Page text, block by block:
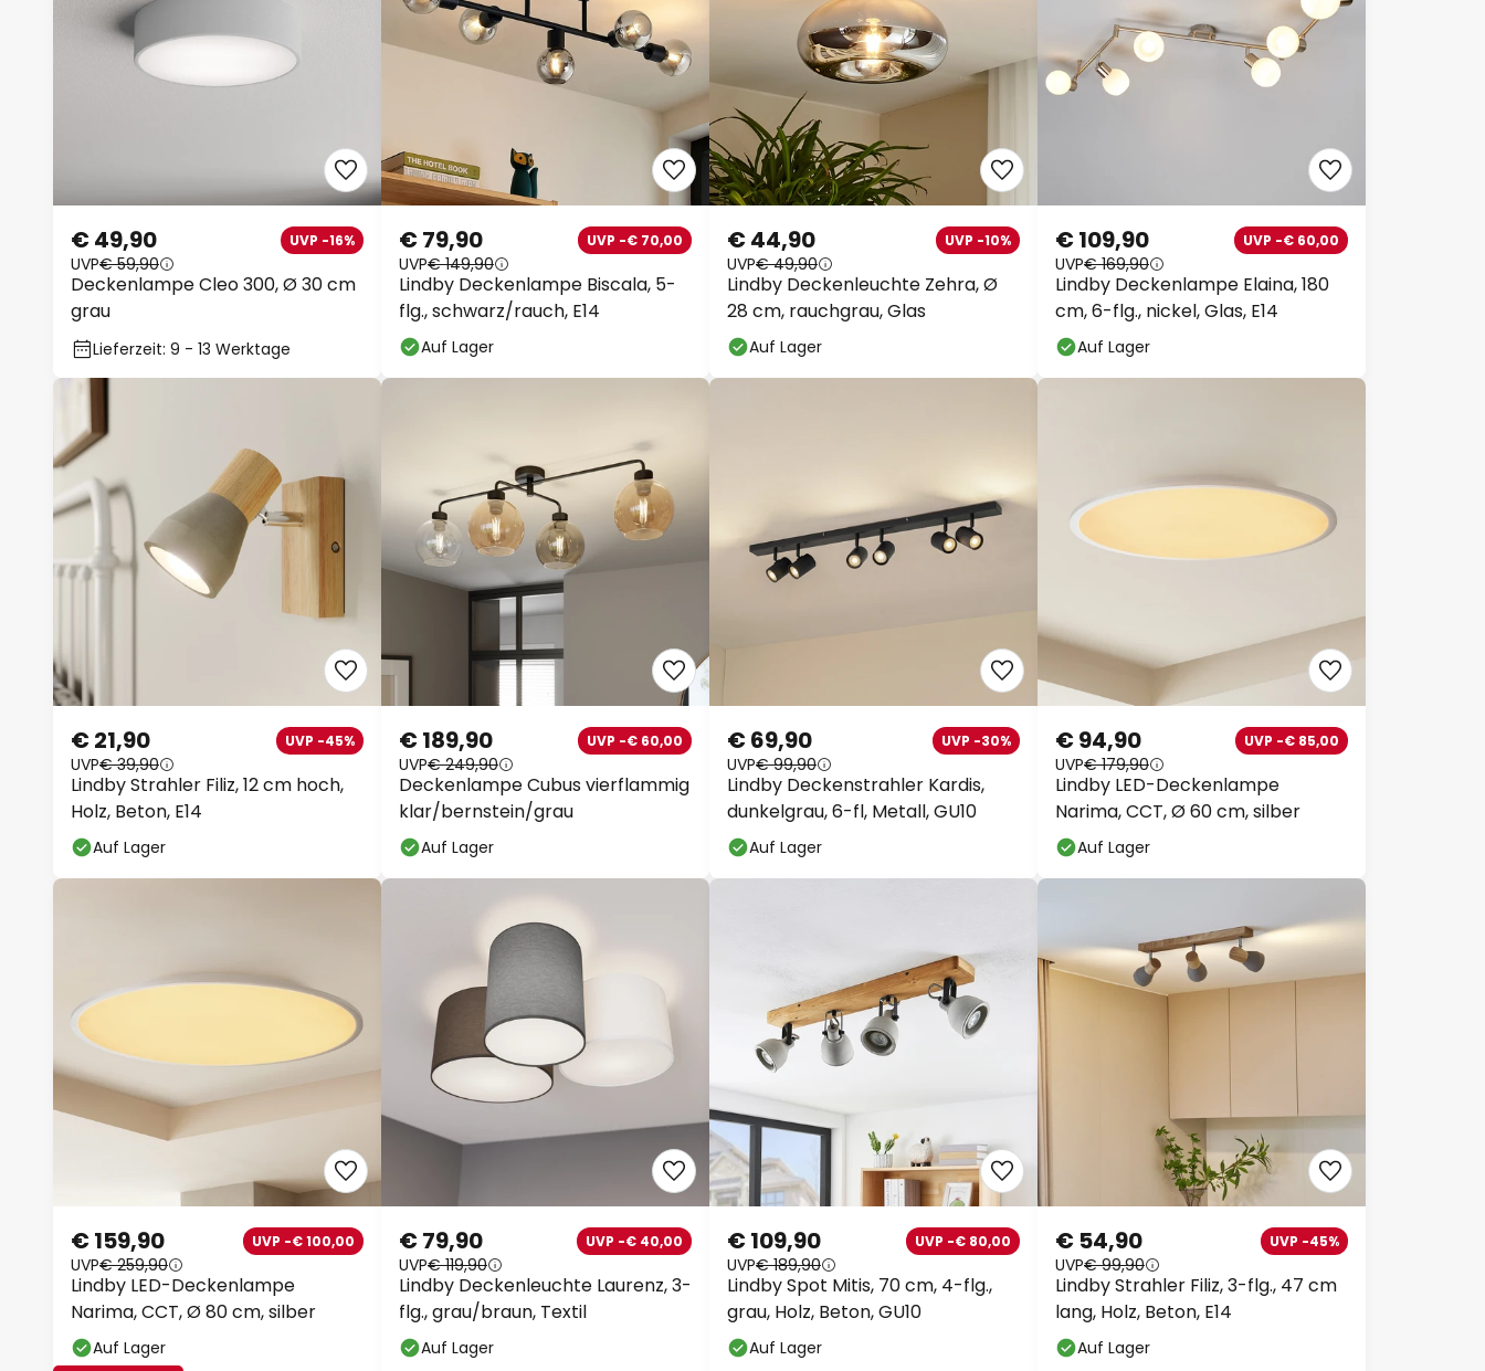
Deckenlampe Cleo 300, Ø 30 cm
grau
€ 49,90 UVP -16%
UVP€ 59,90
Lieferzeit: 9 - 13 Werktage
Lindby Deckenlampe Biscala, 5-
flg., schwarz/rauch, E14
€ 79,90 UVP -€ 70,00
UVP€ 149,90
Auf Lager
Lindby Deckenleuchte Zehra, Ø
28 cm, rauchgrau, Glas
€ 44,90 UVP -10%
UVP€ 49,90
Auf Lager
Lindby Deckenlampe Elaina, 180
cm, 6-flg., nickel, Glas, E14
€ 109,90 UVP -€ 60,00
UVP€ 169,90
Auf Lager
Lindby Strahler Filiz, 12 cm hoch,
Holz, Beton, E14
€ 21,90 UVP -45%
UVP€ 39,90
Auf Lager
Deckenlampe Cubus vierflammig
klar/bernstein/grau
€ 189,90 UVP -€ 60,00
UVP€ 249,90
Auf Lager
Lindby Deckenstrahler Kardis,
dunkelgrau, 6-fl, Metall, GU10
€ 69,90 UVP -30%
UVP€ 99,90
Auf Lager
Lindby LED-Deckenlampe
Narima, CCT, Ø 60 cm, silber
€ 94,90 UVP -€ 85,00
UVP€ 179,90
Auf Lager
Lindby LED-Deckenlampe
Narima, CCT, Ø 80 cm, silber
€ 159,90 UVP -€ 100,00
UVP€ 259,90
Auf Lager
Lindby Deckenleuchte Laurenz, 3-
flg., grau/braun, Textil
€ 79,90 UVP -€ 40,00
UVP€ 119,90
Auf Lager
Lindby Spot Mitis, 70 cm, 4-flg.,
grau, Holz, Beton, GU10
€ 109,90 UVP -€ 80,00
UVP€ 189,90
Auf Lager
Lindby Strahler Filiz, 3-flg., 47 cm
lang, Holz, Beton, E14
€ 54,90 UVP -45%
UVP€ 99,90
Auf Lager